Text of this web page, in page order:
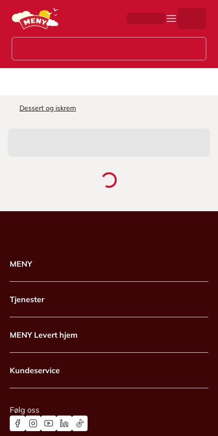
Hopp til hovedinnhold
Dessert og iskrem
MENY
Tjenester
MENY Levert hjem
Kundeservice
Følg oss